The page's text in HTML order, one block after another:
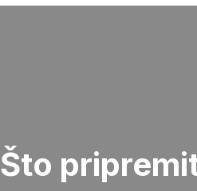
Što